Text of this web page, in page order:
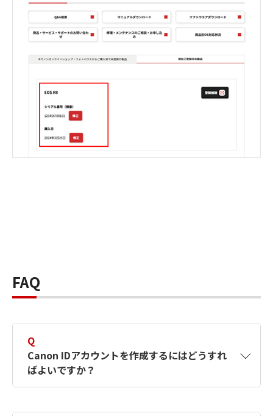
FAQ
Q
Canon IDアカウントを作成するにはどうすれ
ばよいですか？